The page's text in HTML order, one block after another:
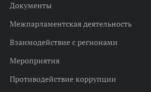
Документы
Межпарламентская деятельность
Взаимодействие с регионами
Мероприятия
Противодействие коррупции